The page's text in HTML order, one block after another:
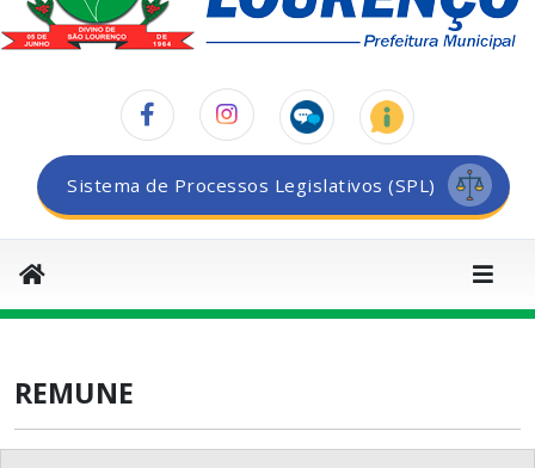
Sistema de Processos Legislativos (SPL)
REMUNE